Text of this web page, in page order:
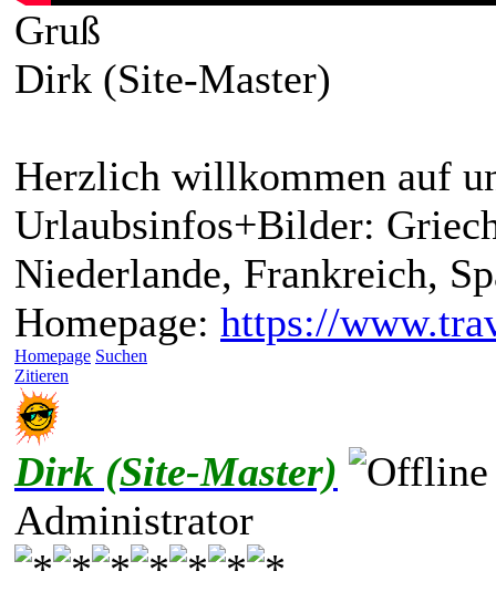
Gruß
Dirk (Site-Master)
Herzlich willkommen auf
Urlaubsinfos+Bilder:
Niederlande, Frankreich,
Homepage: https://
Homepage Suchen
Zitieren
Dirk (Site-Master)
Administrator